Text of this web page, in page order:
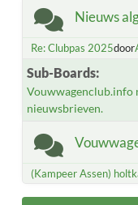
Nieuws
Re: Clubpas 2025door
Sub-Boards
Vouwwagenclub.info
nieuwsbrieven.
(Kampeer Assen)